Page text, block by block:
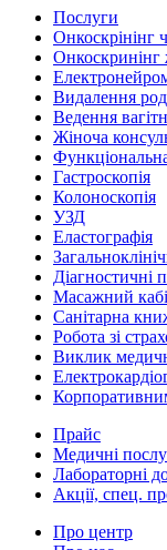
Послуги
Онкоскрінінг
Онкоскринінг
Видалення
Ведення
Жіноча
Гастроскопія
Колоноскопія
УЗД
Еластографія
Діагностичні
Масажний
Санітарна
Робота зі
Виклик
Прайс
Медичні
Лабораторні
Акції, спец.
Про центр